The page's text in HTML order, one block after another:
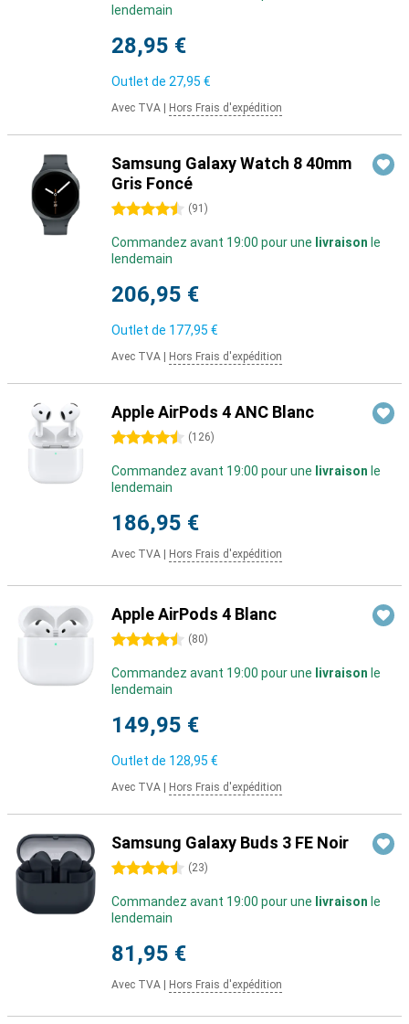
lendemain
28,95 €
Outlet de 27,95 €
Avec TVA Hors Frais d'expédition
Samsung Galaxy Watch 8 40mm
Gris Foncé
4.5 étoiles (91 )
Commandez avant 19:00 pour une livraison le
lendemain
206,95 €
Outlet de 177,95 €
Avec TVA Hors Frais d'expédition
Apple AirPods 4 ANC Blanc
4.5 étoiles (126)
Commandez avant 19:00 pour une livraison le
lendemain
186,95 €
Avec TVA Hors Frais d'expédition
Apple AirPods 4 Blanc
4.5 étoiles (80)
Commandez avant 19:00 pour une livraison le
lendemain
149,95 €
Outlet de 128,95 €
Avec TVA Hors Frais d'expédition
Samsung Galaxy Buds 3 FE Noir
4.5 étoiles (23)
Commandez avant 19:00 pour une livraison le
lendemain
81,95 €
Avec TVA Hors Frais d'expédition